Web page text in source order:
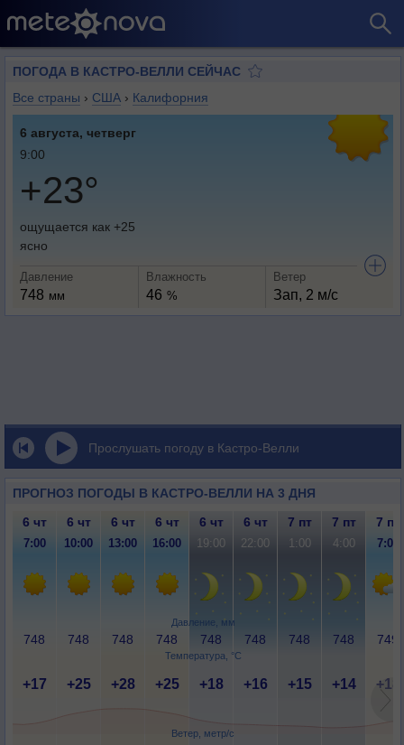
ПОГОДА В КАСТРО-ВЕЛЛИ СЕЙЧАС
Все страны › США › Калифорния
6 августа, четверг
9:00
+23°
ощущается как +25
ясно
Давление
748 мм
Влажность
46 %
Ветер
Зап, 2 м/с
Прослушать погоду в Кастро-Велли
ПРОГНОЗ ПОГОДЫ В КАСТРО-ВЕЛЛИ НА 3 ДНЯ
Давление, мм
Температура, °C
Ветер, метр/с
6 чт 6 чт 6 чт 6 чт 6 чт 6 чт 7 пт 7 пт 7 пт
7:00 10:00 13:00 16:00 19:00 22:00 1:00 4:00 7:00
748 748 748 748 748 748 748 748 749
+17 +25 +28 +25 +18 +16 +15 +14 +18